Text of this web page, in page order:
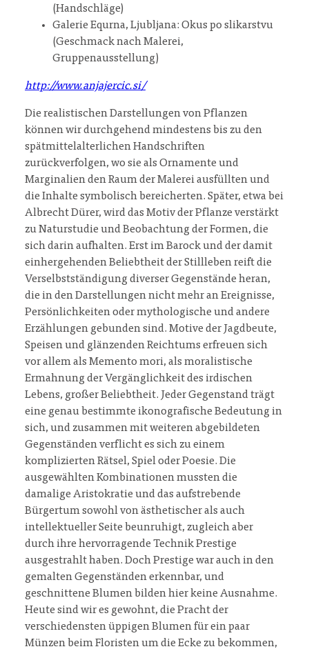
(Handschläge)
Galerie Equrna, Ljubljana: Okus po slikarstvu
(Geschmack nach Malerei,
Gruppenausstellung)
http://www.anjajercic.si/
Die realistischen Darstellungen von Pflanzen
können wir durchgehend mindestens bis zu den
spätmittelalterlichen Handschriften
zurückverfolgen, wo sie als Ornamente und
Marginalien den Raum der Malerei ausfüllten und
die Inhalte symbolisch bereicherten. Später, etwa bei
Albrecht Dürer, wird das Motiv der Pflanze verstärkt
zu Naturstudie und Beobachtung der Formen, die
sich darin aufhalten. Erst im Barock und der damit
einhergehenden Beliebtheit der Stillleben reift die
Verselbstständigung diverser Gegenstände heran,
die in den Darstellungen nicht mehr an Ereignisse,
Persönlichkeiten oder mythologische und andere
Erzählungen gebunden sind. Motive der Jagdbeute,
Speisen und glänzenden Reichtums erfreuen sich
vor allem als Memento mori, als moralistische
Ermahnung der Vergänglichkeit des irdischen
Lebens, großer Beliebtheit. Jeder Gegenstand trägt
eine genau bestimmte ikonografische Bedeutung in
sich, und zusammen mit weiteren abgebildeten
Gegenständen verflicht es sich zu einem
komplizierten Rätsel, Spiel oder Poesie. Die
ausgewählten Kombinationen mussten die
damalige Aristokratie und das aufstrebende
Bürgertum sowohl von ästhetischer als auch
intellektueller Seite beunruhigt, zugleich aber
durch ihre hervorragende Technik Prestige
ausgestrahlt haben. Doch Prestige war auch in den
gemalten Gegenständen erkennbar, und
geschnittene Blumen bilden hier keine Ausnahme.
Heute sind wir es gewohnt, die Pracht der
verschiedensten üppigen Blumen für ein paar
Münzen beim Floristen um die Ecke zu bekommen,